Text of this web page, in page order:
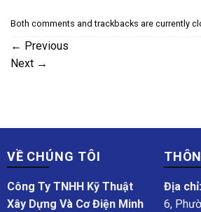
Both comments and trackbacks are currently
← Previous
Next →
VỀ CHÚNG TÔI
Công Ty TNHH Kỹ Thuật
Xây Dựng Và Cơ Điện Minh
Địa chỉ:
6,